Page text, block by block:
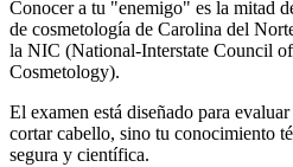
Conocer a tu "enemigo" es la mitad
de cosmetología de Carolina del
la NIC (National-Interstate Council
Cosmetology).
El examen está diseñado para
cortar cabello, sino tu conocimiento
segura y científica.